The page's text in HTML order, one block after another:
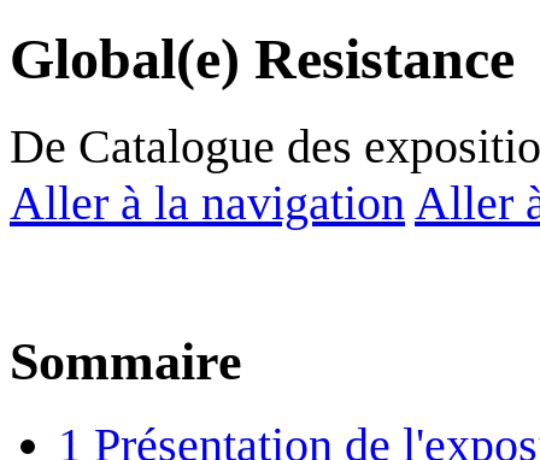
Global(e) Resistance
De Catalogue des
Aller à la navigation Aller
Sommaire
1 Présentation de